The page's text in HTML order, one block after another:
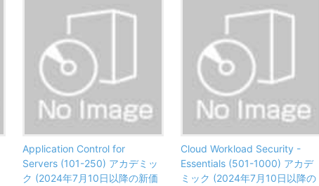
Application Control for
Servers (101-250) アカデミッ
ク (2024年7月10日以降の新価
Cloud Workload Security -
Essentials (501-1000) アカデ
ミック (2024年7月10日以降の